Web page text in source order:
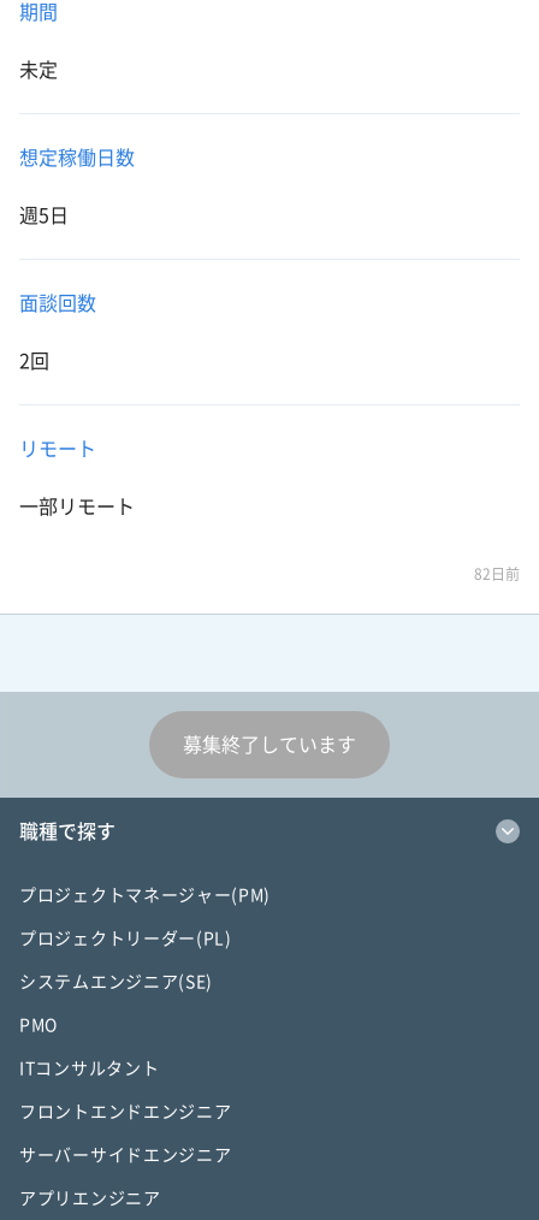
期間
未定
想定稼働日数
週5日
面談回数
2回
リモート
一部リモート
82日前
募集終了しています
職種で探す
プロジェクトマネージャー(PM)
プロジェクトリーダー(PL)
システムエンジニア(SE)
PMO
ITコンサルタント
フロントエンドエンジニア
サーバーサイドエンジニア
アプリエンジニア